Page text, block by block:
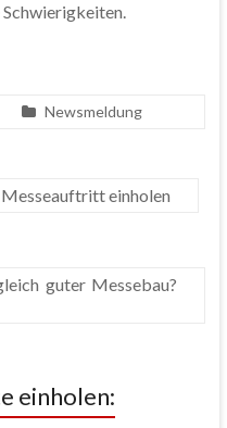
Newsmeldung
einholen
guter Messebau?
einholen: